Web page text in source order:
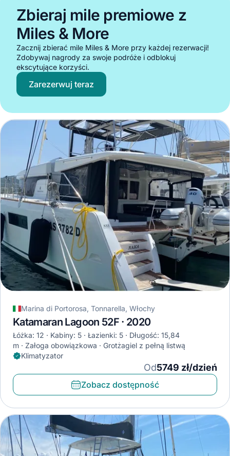
Zbieraj mile premiowe z
Miles & More
Zacznij zbierać mile Miles & More przy każdej rezerwacji!
Zdobywaj nagrody za swoje podróże i odblokuj
ekscytujące korzyści.
Zarezerwuj teraz
Marina di Portorosa, Tonnarella, Włochy
Katamaran Lagoon 52F · 2020
Łóżka: 12 Kabiny: 5 Łazienki: 5
Długość: 15,84
m
Załoga obowiązkowa
Grotżagiel z pełną listwą
Klimatyzator
Od5749 zł/dzień
Zobacz dostępność